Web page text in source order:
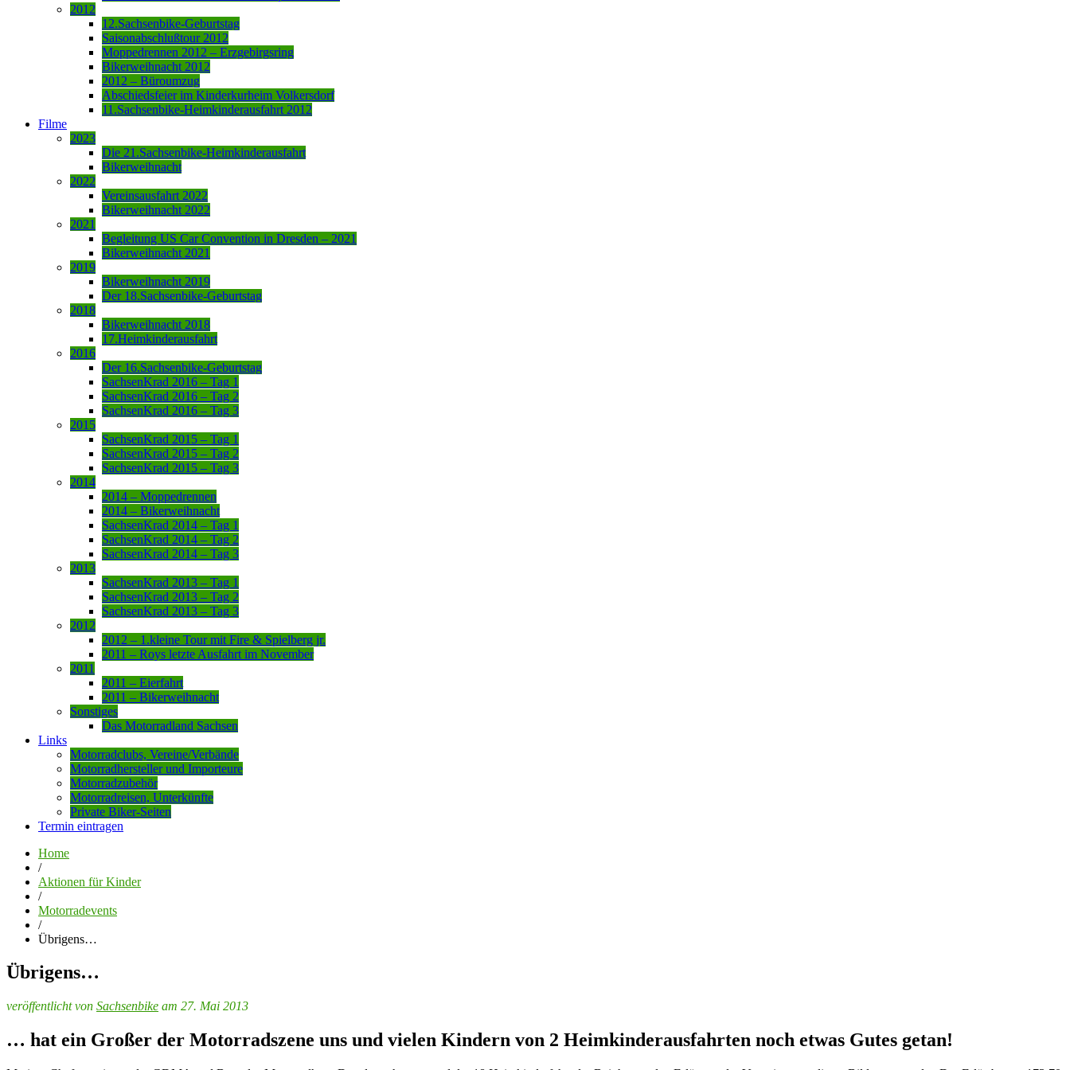
2012
12.Sachsenbike-Geburtstag
Saisonabschlußtour 2012
Moppedrennen 2012 – Erzgebirgsring
Bikerweihnacht 2012
2012 – Büroumzug
Abschiedsfeier im Kinderkurheim Volkersdorf
11.Sachsenbike-Heimkinderausfahrt 2012
Filme
2023
Die 21.Sachsenbike-Heimkinderausfahrt
Bikerweihnacht
2022
Vereinsausfahrt 2022
Bikerweihnacht 2022
2021
Begleitung US Car Convention in Dresden – 2021
Bikerweihnacht 2021
2019
Bikerweihnacht 2019
Der 18.Sachsenbike-Geburtstag
2018
Bikerweihnacht 2018
17.Heimkinderausfahrt
2016
Der 16.Sachsenbike-Geburtstag
SachsenKrad 2016 – Tag 1
SachsenKrad 2016 – Tag 2
SachsenKrad 2016 – Tag 3
2015
SachsenKrad 2015 – Tag 1
SachsenKrad 2015 – Tag 2
SachsenKrad 2015 – Tag 3
2014
2014 – Moppedrennen
2014 – Bikerweihnacht
SachsenKrad 2014 – Tag 1
SachsenKrad 2014 – Tag 2
SachsenKrad 2014 – Tag 3
2013
SachsenKrad 2013 – Tag 1
SachsenKrad 2013 – Tag 2
SachsenKrad 2013 – Tag 3
2012
2012 – 1.kleine Tour mit Fire & Spielberg jr.
2011 – Roys letzte Ausfahrt im November
2011
2011 – Eierfahrt
2011 – Bikerweihnacht
Sonstiges
Das Motorradland Sachsen
Links
Motorradclubs, Vereine/Verbände
Motorradhersteller und Importeure
Motorradzubehör
Motorradreisen, Unterkünfte
Private Biker-Seiten
Termin eintragen
Home
/
Aktionen für Kinder
/
Motorradevents
/
Übrigens…
Übrigens…
veröffentlicht von Sachsenbike am 27. Mai 2013
… hat ein Großer der Motorradszene uns und vielen Kindern von 2 Heimkinderausfahrten noch etwas Gutes getan!